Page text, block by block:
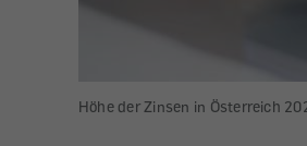
Höhe der Zinsen in Österreich